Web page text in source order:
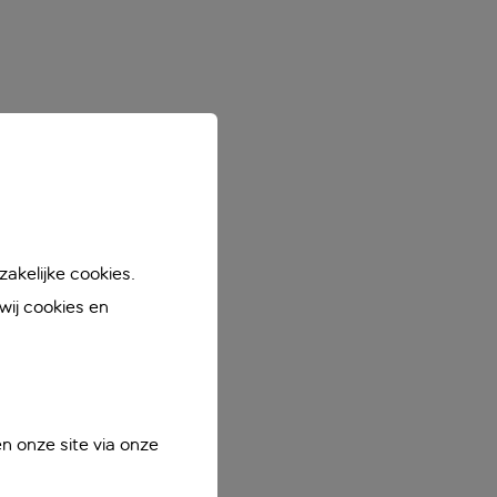
cookies.
cookies en
onze site via onze